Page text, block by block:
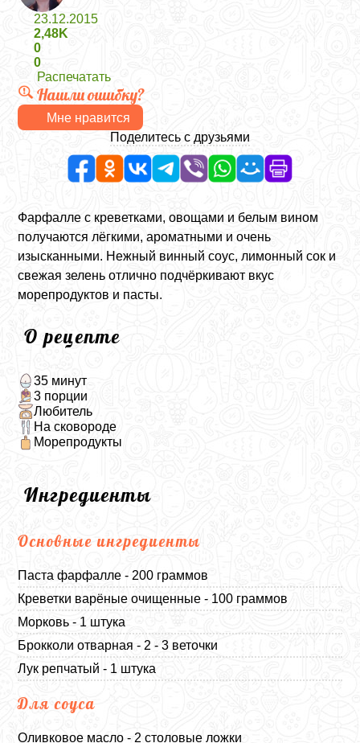
23.12.2015
2,48K
0
0
Распечатать
Нашли ошибку?
Мне нравится
Поделитесь с друзьями
Фарфалле с креветками, овощами и белым вином
получаются лёгкими, ароматными и очень
изысканными. Нежный винный соус, лимонный сок и
свежая зелень отлично подчёркивают вкус
морепродуктов и пасты.
О рецепте
35 минут
3 порции
Любитель
На сковороде
Морепродукты
Ингредиенты
Основные ингредиенты
Паста фарфалле - 200 граммов
Креветки варёные очищенные - 100 граммов
Морковь - 1 штука
Брокколи отварная - 2 - 3 веточки
Лук репчатый - 1 штука
Для соуса
Оливковое масло - 2 столовые ложки